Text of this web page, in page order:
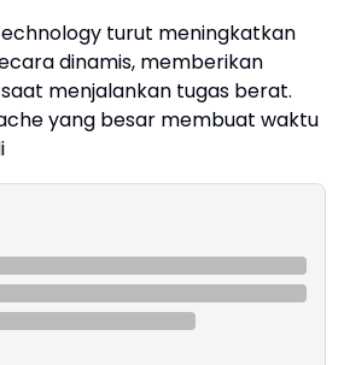
turut meningkatkan
dinamis, memberikan
menjalankan tugas berat.
yang besar membuat waktu